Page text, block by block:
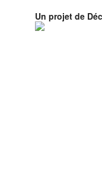
Un projet de